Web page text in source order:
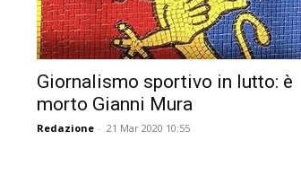
Giornalismo sportivo in lutto: è
morto Gianni Mura
Redazione - 21 Mar 2020 10:55